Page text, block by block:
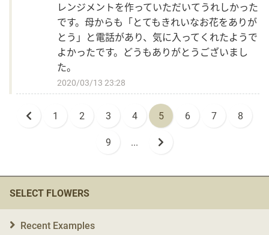
レンジメントを作っていただいてうれしかった
です。母からも「とてもきれいなお花をありが
とう」と電話があり、気に入ってくれたようで
よかったです。どうもありがとうございまし
た。
2020/03/13 23:28
1 2 3 4 5 6 7 8
9 ...
SELECT FLOWERS
Recent Examples